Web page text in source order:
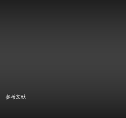
参考文献